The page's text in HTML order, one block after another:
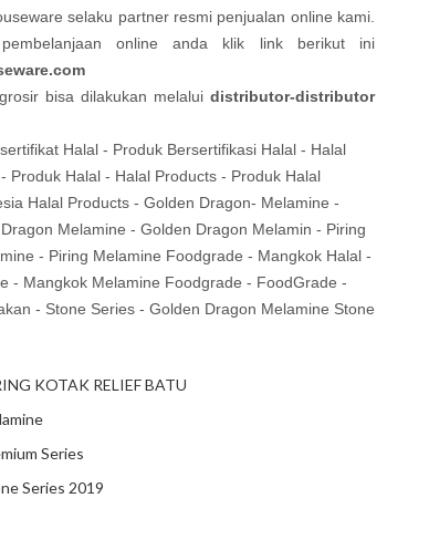
selaku partner resmi penjualan online kami.
online anda klik link berikut ini
bisa dilakukan melalui distributor-distributor
Halal - Produk Bersertifikasi Halal - Halal
Produk Halal - Halal Products - Produk Halal
Halal Products - Golden Dragon- Melamine -
Melamine - Golden Dragon Melamin - Piring
- Piring Melamine Foodgrade - Mangkok Halal -
- Mangkok Melamine Foodgrade - FoodGrade -
- Stone Series - Golden Dragon Melamine Stone
KOTAK RELIEF BATU
Series
Series 2019